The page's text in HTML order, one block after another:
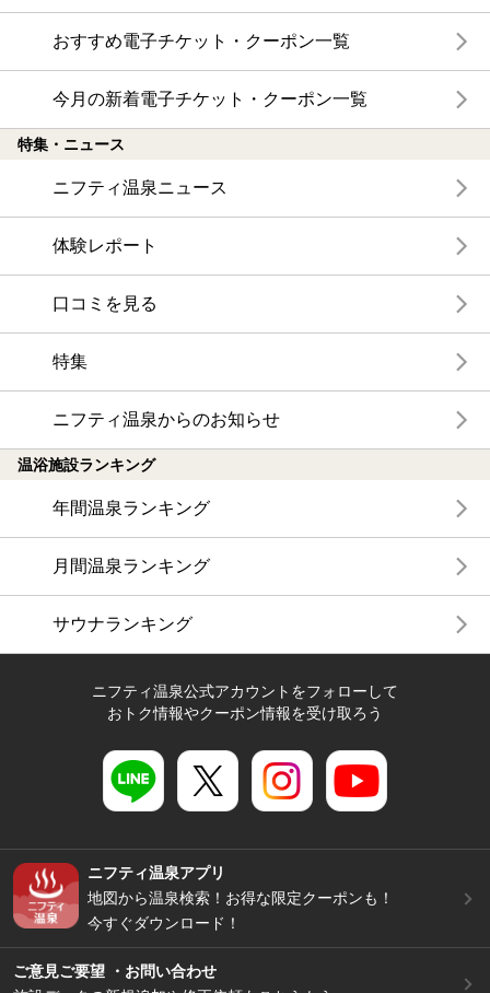
おすすめ電子チケット・クーポン一覧
今月の新着電子チケット・クーポン一覧
特集・ニュース
ニフティ温泉ニュース
体験レポート
口コミを見る
特集
ニフティ温泉からのお知らせ
温浴施設ランキング
年間温泉ランキング
月間温泉ランキング
サウナランキング
ニフティ温泉公式アカウントをフォローして
おトク情報やクーポン情報を受け取ろう
ニフティ温泉アプリ
地図から温泉検索！お得な限定クーポンも！
今すぐダウンロード！
ご意見ご要望 ・お問い合わせ